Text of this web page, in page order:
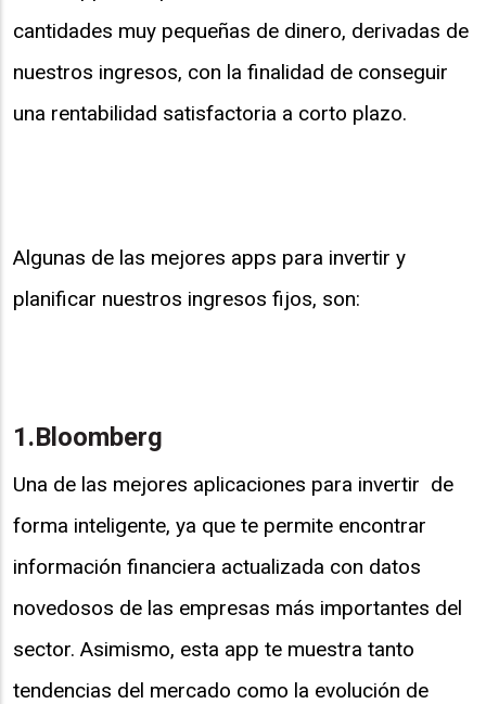
cantidades muy pequeñas de dinero, derivadas de
nuestros ingresos, con la finalidad de conseguir
una rentabilidad satisfactoria a corto plazo.
Algunas de las mejores apps para invertir y
planificar nuestros ingresos fijos, son:
1.Bloomberg
Una de las mejores aplicaciones para invertir de
forma inteligente, ya que te permite encontrar
información financiera actualizada con datos
novedosos de las empresas más importantes del
sector. Asimismo, esta app te muestra tanto
tendencias del mercado como la evolución de